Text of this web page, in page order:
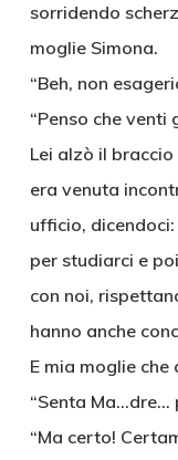
sorridendo
moglie Simona.
“Beh, non
“Penso che
Lei alzò il
era venuta
ufficio,
per studiarci e
con noi,
hanno anche
E mia moglie
“Senta Ma…dre…
“Ma certo!